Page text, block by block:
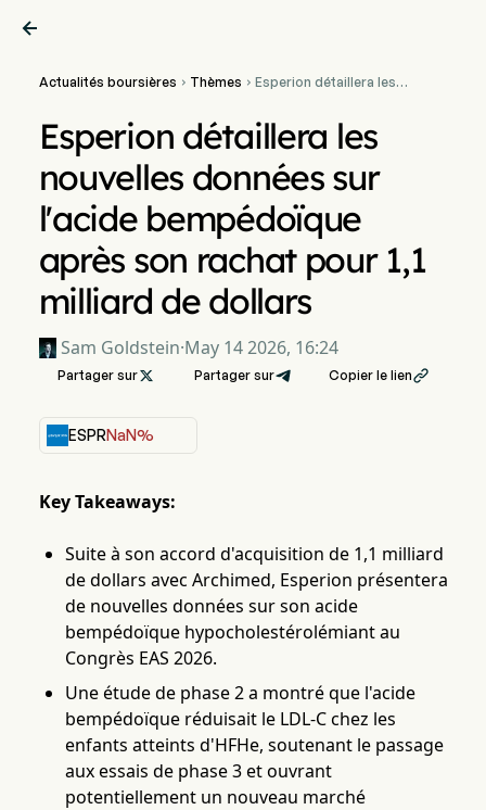

Actualités boursières  Thèmes  Esperion détaillera les
son rachat pour 1,1 milliard
de dollars
Esperion détaillera les
nouvelles données sur
l'acide bempédoïque
après son rachat pour 1,1
milliard de dollars
Sam Goldstein·May 14 2026, 16:24
Partager sur Partager sur Copier le lien
ESPRNaN%
Key Takeaways:
Suite à son accord d'acquisition de 1,1 milliard
de dollars avec Archimed, Esperion présentera
de nouvelles données sur son acide
bempédoïque hypocholestérolémiant au
Congrès EAS 2026.
Une étude de phase 2 a montré que l'acide
bempédoïque réduisait le LDL-C chez les
enfants atteints d'HFHe, soutenant le passage
aux essais de phase 3 et ouvrant
potentiellement un nouveau marché